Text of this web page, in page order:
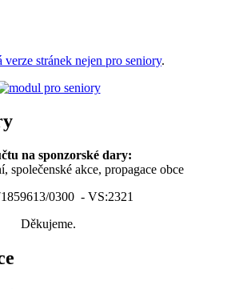
verze stránek nejen pro seniory.
na sponzorské dary:
společenské akce, propagace obce
0300 - VS:2321
Děkujeme.